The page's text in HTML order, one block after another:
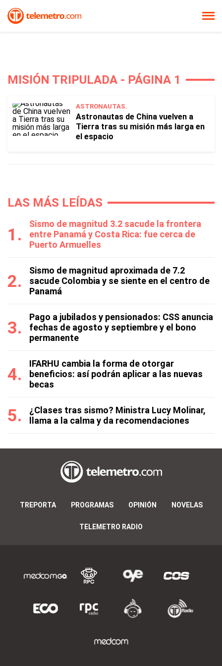
MISIÓN TRIPULADA - PÁGINA 1
ASTRONAUTAS.
Astronautas de China vuelven a
Tierra tras su misión más larga en
el espacio
LAS MÁS LEÍDAS
Sismo de magnitud 3.2 sacude la frontera
entre Panamá y Costa Rica: fue cerca de
Puerto Armuelles
Sismo de magnitud aproximada de 7.2
sacude Colombia y se siente en el centro de
Panamá
Pago a jubilados y pensionados: CSS anuncia
fechas de agosto y septiembre y el bono
permanente
IFARHU cambia la forma de otorgar
beneficios: así podrán aplicar a las nuevas
becas
¿Clases tras sismo? Ministra Lucy Molinar,
llama a la calma y da recomendaciones
TREPORTA PROGRAMAS OPINIÓN NOVELAS
TELEMETRO RADIO